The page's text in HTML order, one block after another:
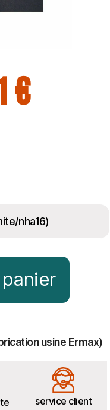
€
usine Ermax)
service client